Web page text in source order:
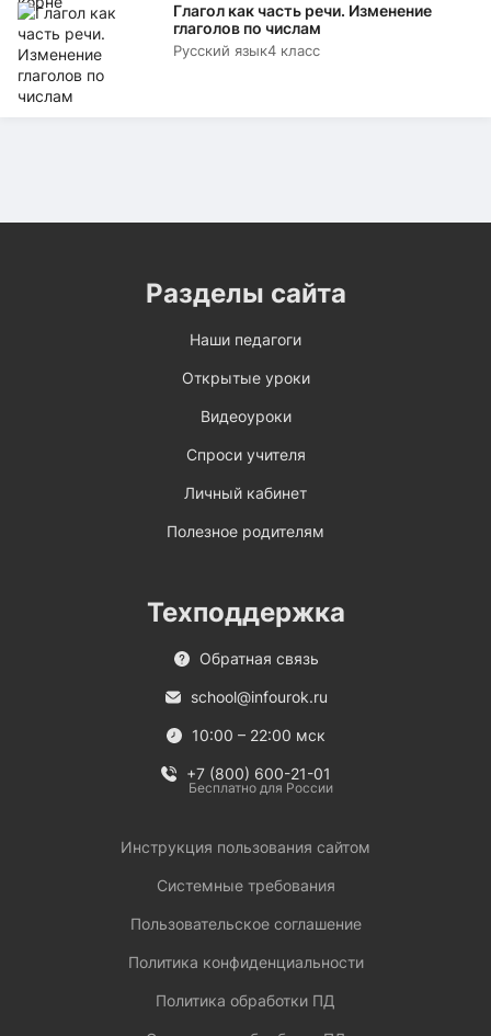
Глагол как часть речи. Изменение
глаголов по числам
Русский язык4 класс
Разделы сайта
Наши педагоги
Открытые уроки
Видеоуроки
Спроси учителя
Личный кабинет
Полезное родителям
Техподдержка
Обратная связь
school@infourok.ru
10:00 – 22:00 мск
+7 (800) 600-21-01
Бесплатно для России
Инструкция пользования сайтом
Системные требования
Пользовательское соглашение
Политика конфиденциальности
Политика обработки ПД